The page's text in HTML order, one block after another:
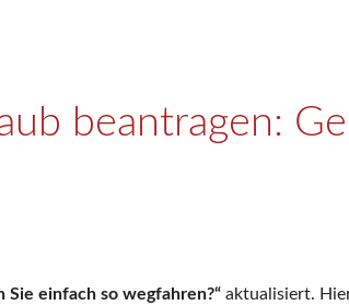
beantragen:
einfach so wegfahren?“ aktualisiert.